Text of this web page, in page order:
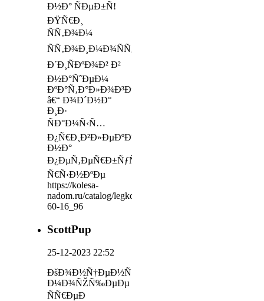
Ð½Ð° ÑÐµÐ±Ñ!
ÐŸÑ€Ð¸
ÑÑ‚Ð¾Ð¼
ÑÑ‚Ð¾Ð¸Ð¼Ð¾ÑÑ‚ÑŒ
Ð´Ð¸ÑÐºÐ¾Ð² Ð²
Ð½Ð°ÑˆÐµÐ¼
ÐºÐ°Ñ‚Ð°Ð»Ð¾Ð³Ðµ
â€“ Ð¾Ð´Ð½Ð°
Ð¸Ð·
ÑÐ°Ð¼Ñ‹Ñ…
Ð¿Ñ€Ð¸Ð²Ð»ÐµÐºÐ°Ñ‚ÐµÐ»ÑŒÐ½Ñ‹Ñ…
Ð½Ð°
Ð¿ÐµÑ‚ÐµÑ€Ð±ÑƒÑ€Ð³ÑÐºÐ¾Ð¼
Ñ€Ñ‹Ð½ÐºÐµ
https://kolesa-
nadom.ru/catalog/legkovie_shiny/model/277832/
60-16_96
ScottPup
25-12-2023 22:52
ÐšÐ¾Ð½Ñ†ÐµÐ½Ñ‚Ñ€Ð¸Ñ€Ð¾Ð²Ð°Ð½Ð½Ð¾Ðµ
Ð¼Ð¾ÑŽÑ‰ÐµÐµ
ÑÑ€ÐµÐ